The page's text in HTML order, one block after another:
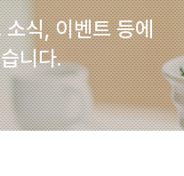
식, 이벤트 등에
니다.